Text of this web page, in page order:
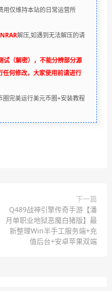
用仅维持本站的日常运营所
解压,如遇到无法解压的请
试（解密），不能分辨部分源
何修改，大家使用前请进行
圈完美运行美元币圈+安装教程
下一篇
Q489战神引擎传奇手游【潘
月单职业地狱恶魔白猪版】最
新整理Win半手工服务端+充
值后台+安卓苹果双端